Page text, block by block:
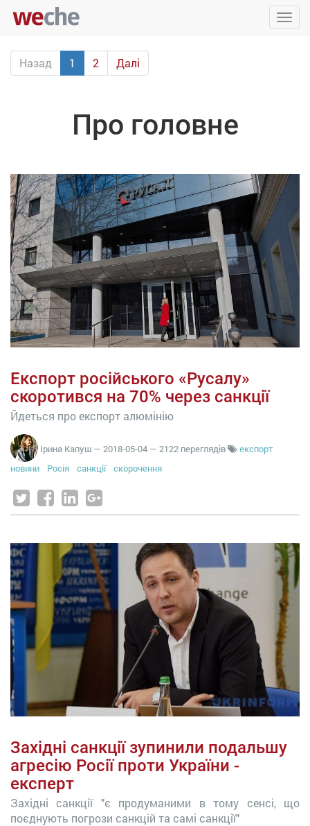
Назад
1 2 Далі
Про головне
Експорт російського «Русалу»
скоротився на 70% через санкції
Йдеться про експорт алюмінію
Ірина Капуш — 2018-05-04 — 2122 переглядів
експорт
новини
Росія санкції скорочення
Західні санкції зупинили подальшу
агресію Росії проти України -
експерт
Західні санкції "є продуманими в тому сенсі, що
поєднують погрози санкцій та самі санкції"